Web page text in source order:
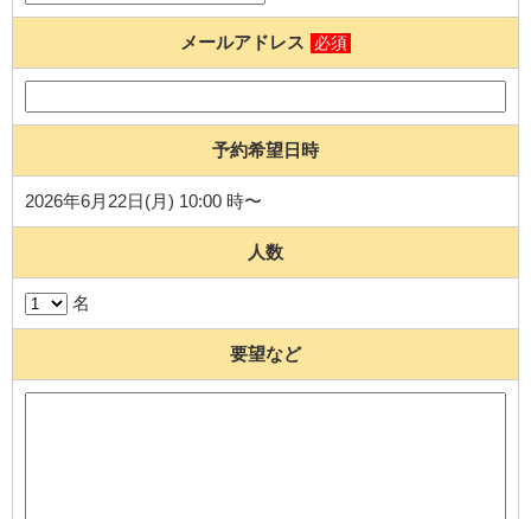
メールアドレス 必須
予約希望日時
2026年6月22日(月) 10:00 時〜
人数
名
要望など